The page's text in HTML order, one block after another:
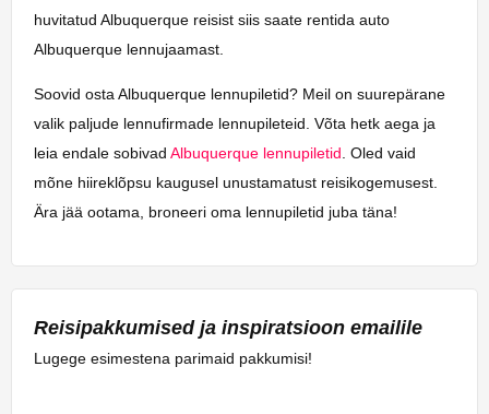
huvitatud Albuquerque reisist siis saate rentida auto
Albuquerque lennujaamast.
Soovid osta Albuquerque lennupiletid? Meil on suurepärane
valik paljude lennufirmade lennupileteid. Võta hetk aega ja
leia endale sobivad Albuquerque lennupiletid. Oled vaid
mõne hiireklõpsu kaugusel unustamatust reisikogemusest.
Ära jää ootama, broneeri oma lennupiletid juba täna!
Reisipakkumised ja inspiratsioon emailile
Lugege esimestena parimaid pakkumisi!